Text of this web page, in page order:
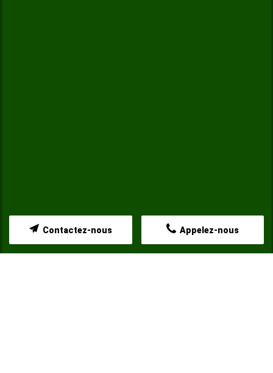
Appelez-nous
Contactez-nous